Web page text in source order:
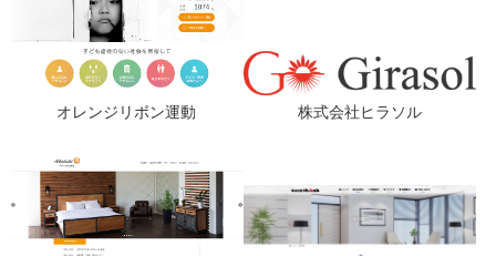
オレンジリボン運動 株式会社ヒラソル